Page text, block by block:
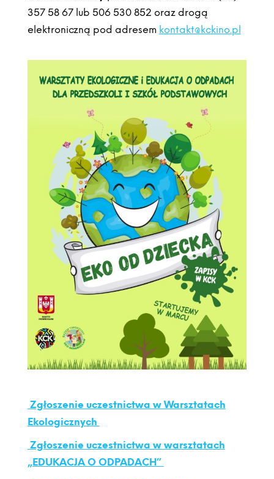
357 58 67 lub 506 530 852 oraz drogą
elektroniczną pod adresem kontakt@kckino.pl
Zgłoszenie uczestnictwa w Warsztatach
Ekologicznych
Zgłoszenie uczestnictwa w warsztatach
„EDUKACJA O ODPADACH”